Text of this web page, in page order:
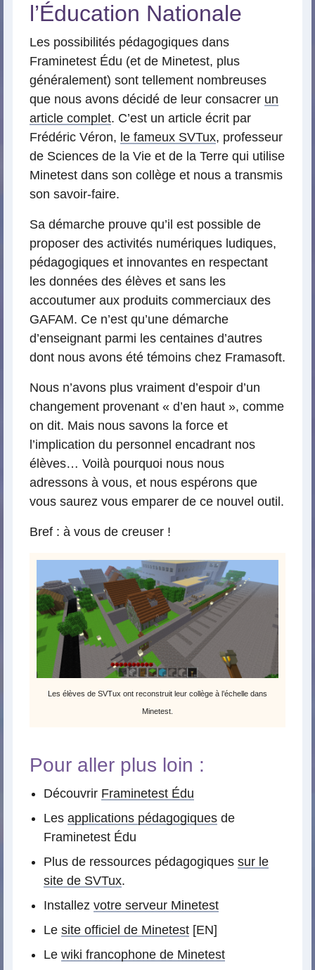
l’Éducation Nationale
Les possibilités pédagogiques dans
Framinetest Édu (et de Minetest, plus
généralement) sont tellement nombreuses
que nous avons décidé de leur consacrer un
article complet. C’est un article écrit par
Frédéric Véron, le fameux SVTux, professeur
de Sciences de la Vie et de la Terre qui utilise
Minetest dans son collège et nous a transmis
son savoir-faire.
Sa démarche prouve qu’il est possible de
proposer des activités numériques ludiques,
pédagogiques et innovantes en respectant
les données des élèves et sans les
accoutumer aux produits commerciaux des
GAFAM. Ce n’est qu’une démarche
d’enseignant parmi les centaines d’autres
dont nous avons été témoins chez Framasoft.
Nous n’avons plus vraiment d’espoir d’un
changement provenant « d’en haut », comme
on dit. Mais nous savons la force et
l’implication du personnel encadrant nos
élèves… Voilà pourquoi nous nous
adressons à vous, et nous espérons que
vous saurez vous emparer de ce nouvel outil.
Bref : à vous de creuser !
Les élèves de SVTux ont reconstruit leur collège à l’échelle dans
Minetest.
Pour aller plus loin :
Découvrir Framinetest Édu
Les applications pédagogiques de
Framinetest Édu
Plus de ressources pédagogiques sur le
site de SVTux.
Installez votre serveur Minetest
Le site officiel de Minetest [EN]
Le wiki francophone de Minetest